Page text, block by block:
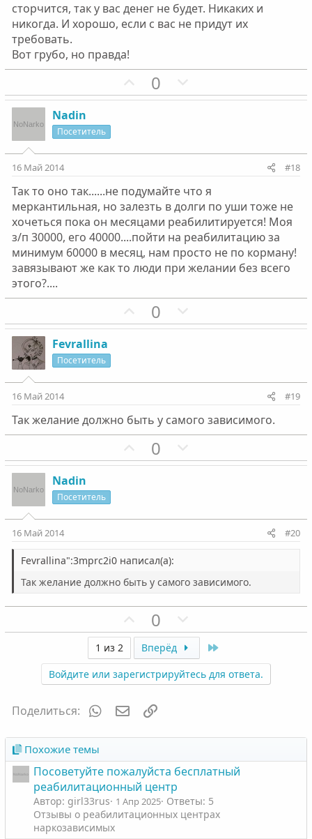
г
о
г
о
о
сторчится, так у вас денег не будет. Никаких и
никогда. И хорошо, если с вас не придут их
требовать.
Вот грубо, но правда!
П
о
т
н
ы
й
г
о
л
о
0
е
т
н
ы
й
г
о
о
Nadin
Посетитель
16 Май 2014 #18
Так то оно так......не подумайте что я
меркантильная, но залезть в долги по уши тоже не
хочеться пока он месяцами реабилитируется! Моя
з/п 30000, его 40000....пойти на реабилитацию за
минимум 60000 в месяц, нам просто не по корману!
завязывают же как то люди при желании без всего
этого?....
П
о
т
н
ы
й
о
0
е
т
н
й
о
Fevrallina
Посетитель
16 Май 2014 #19
Так желание должно быть у самого зависимого.
П
о
т
н
ы
г
о
л
о
с
0
е
т
ы
г
о
о
с
Nadin
Посетитель
16 Май 2014 #20
Fevrallina":3mprc2i0 написал(а):
Так желание должно быть у самого зависимого.
П
о
з
и
т
и
в
н
й
г
о
л
0
е
а
т
н
й
о
л
1 из 2 Вперёд
Войдите или зарегистрируйтесь для ответа.
Поделиться: WhatsAppЭлектронная почта
Похожие темы
Посоветуйте пожалуйста бесплатный
реабилитационный центр
Автор: girl33rus 1 Апр 2025 Ответы: 5
Отзывы о реабилитационных центрах
наркозависимых